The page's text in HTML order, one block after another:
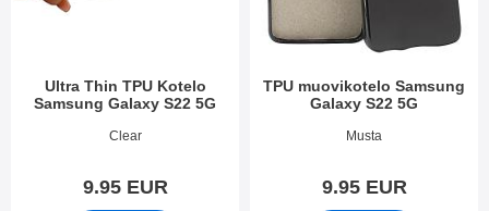
Ultra Thin TPU Kotelo
Samsung Galaxy S22 5G
Tuote.nro 43077
Clear
9.95 EUR
TPU muovikotelo Samsung
Galaxy S22 5G
Tuote.nro 43070
Musta
9.95 EUR